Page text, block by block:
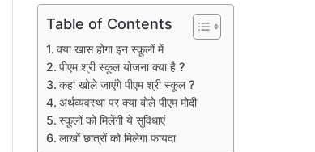
Table of Contents
क्या खास होगा इन स्कूलों में
पीएम श्री स्कूल योजना क्या है ?
कहां खोले जाएंगे पीएम श्री स्कूल ?
अर्थव्यवस्था पर क्या बोले पीएम मोदी
स्कूलों को मिलेंगी ये सुविधाएं
लाखों छात्रों को मिलेगा फायदा